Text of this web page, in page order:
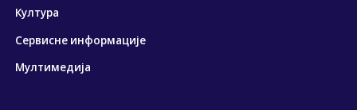
Култура
Сервисне информације
Мултимедија